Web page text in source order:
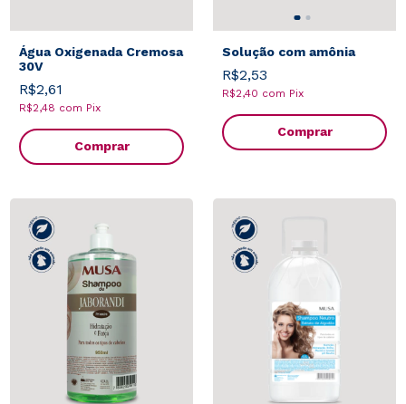
Água Oxigenada Cremosa
30V
R$2,61
R$2,48 com Pix
Comprar
Solução com amônia
R$2,53
R$2,40 com Pix
Comprar